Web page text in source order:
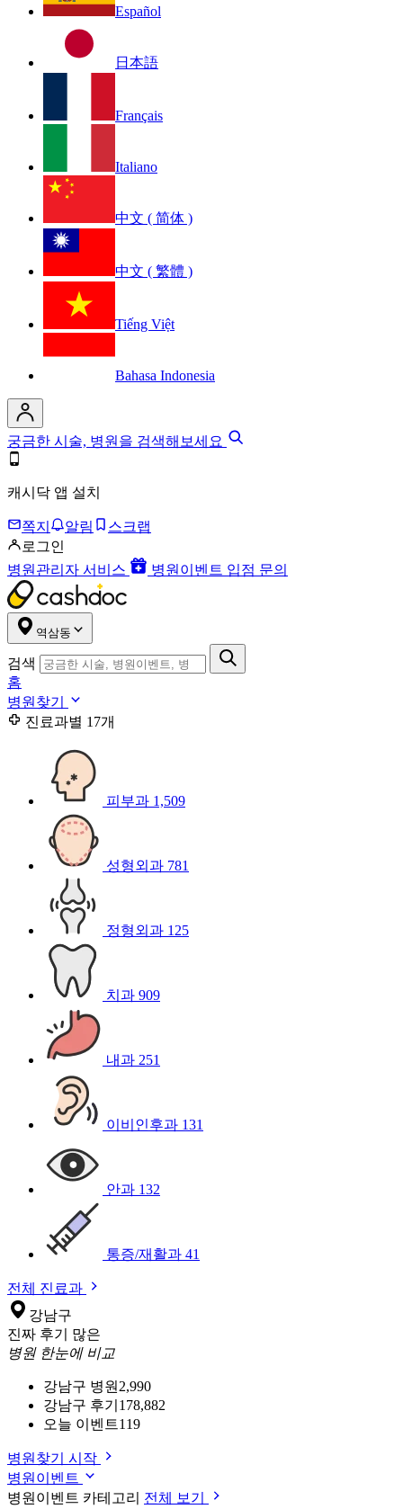
Español
日本語
Français
Italiano
中文 ( 简体 )
中文 ( 繁體 )
Tiếng Việt
Bahasa Indonesia
궁금한 시술, 병원을 검색해보세요
캐시닥 앱 설치
쪽지 알림
스크랩
로그인
병원관리자 서비스
병원이벤트 입점 문의
역삼동
검색
홈
병원찾기
진료과별 17개
피부과 1,509
성형외과 781
정형외과 125
치과 909
내과 251
이비인후과 131
안과 132
통증/재활과 41
전체 진료과
강남구
진짜 후기 많은
병원 한눈에 비교
강남구 병원 2,990
강남구 후기 178,882
오늘 이벤트119
병원찾기 시작
병원이벤트
병원이벤트 카테고리 전체 보기